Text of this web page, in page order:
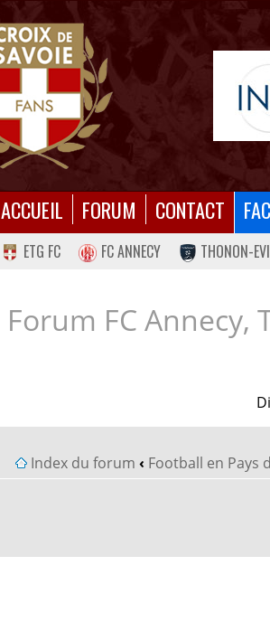
ACCUEIL FORUM CONTACT
ETG FC FC ANNECY THONON-
Forum FC Annecy,
Index du forum ‹ Football en Pays